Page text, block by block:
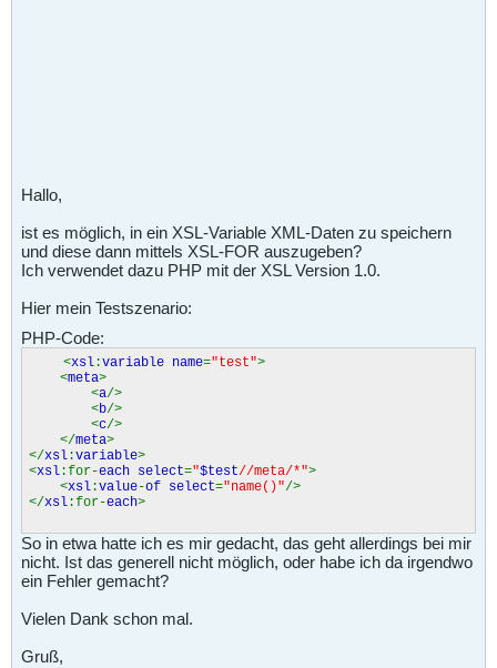
Hallo,
ist es möglich, in ein XSL-Variable XML-Daten zu speichern
und diese dann mittels XSL-FOR auszugeben?
Ich verwendet dazu PHP mit der XSL Version 1.0.
Hier mein Testszenario:
PHP-Code:
<xsl :variable name="test">
<meta>
<a/>
<b/>
<c/>
</meta>
</xsl :variable>
<xsl :for-each select="$test//meta/*">
<xsl :value-of select="name()"/>
</xsl :for-each>
So in etwa hatte ich es mir gedacht, das geht allerdings bei mir
nicht. Ist das generell nicht möglich, oder habe ich da irgendwo
ein Fehler gemacht?
Vielen Dank schon mal.
Gruß,